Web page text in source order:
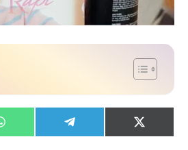
dan info menarik. Free
Share
on
Share
on